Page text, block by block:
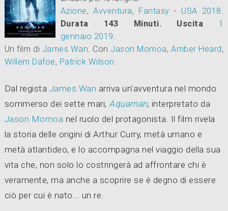
Azione,Avventura, Fantasy - USA 2018
Durata 143 Minuti.
Uscita
1
gennaio 2019
Un film di James Wan Con Jason Momoa,Amber Heard,
Willem Dafoe, Patrick Wilson
Dal regista James Wan arriva un'avventura nel mondo
sommerso dei sette mari, Aquaman, interpretato da
Jason Momoa nel ruolo del protagonista. Il film rivela
la storia delle origini di Arthur Curry, metà umano e
metà atlantideo, e lo accompagna nel viaggio della sua
vita che, non solo lo costringerà ad affrontare chi è
veramente, ma anche a scoprire se è degno di essere
ciò per cui è nato... un re.